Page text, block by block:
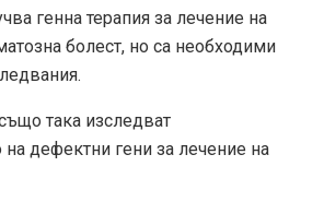
генна терапия за лечение на
болест, но са необходими
така изследват
на дефектни гени за лечение на